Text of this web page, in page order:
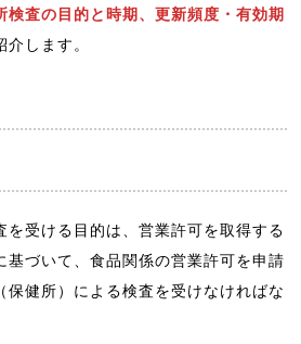
検査の目的と時期、更新頻度・有効期
介します。
を受ける目的は、営業許可を取得する
基づいて、食品関係の営業許可を申請
保健所）による検査を受けなければな